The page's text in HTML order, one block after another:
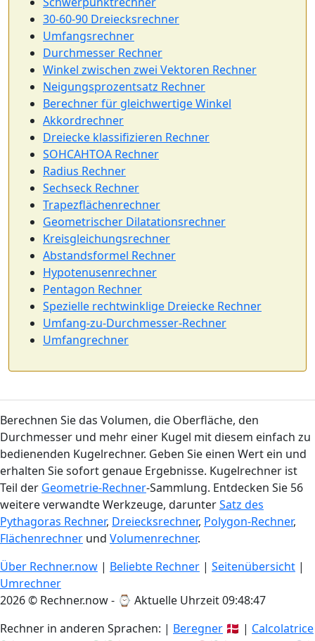
30-60-90 Dreiecksrechner
Umfangsrechner
Durchmesser Rechner
Winkel zwischen zwei Vektoren Rechner
Neigungsprozentsatz Rechner
Berechner für gleichwertige Winkel
Akkordrechner
Dreiecke klassifizieren Rechner
SOHCAHTOA Rechner
Radius Rechner
Sechseck Rechner
Trapezflächenrechner
Geometrischer Dilatationsrechner
Kreisgleichungsrechner
Abstandsformel Rechner
Hypotenusenrechner
Pentagon Rechner
Spezielle rechtwinklige Dreiecke Rechner
Umfang-zu-Durchmesser-Rechner
Umfangrechner
Berechnen Sie das Volumen, die Oberfläche, den
Durchmesser und mehr einer Kugel mit diesem einfach zu
bedienenden Kugelrechner. Geben Sie einen Wert ein und
erhalten Sie sofort genaue Ergebnisse. Kugelrechner ist
Teil der Geometrie-Rechner-Sammlung. Entdecken Sie 56
weitere verwandte Werkzeuge, darunterSatz des
Pythagoras Rechner, Dreiecksrechner, Polygon-Rechner,
Flächenrechner und Volumenrechner.
Über Rechner.now | Beliebte Rechner | Seitenübersicht |
Umrechner
2026 © Rechner.now - ⌚ Aktuelle Uhrzeit 09:48:48
Rechner in anderen Sprachen: | Beregner 🇩🇰 | Calcolatrice